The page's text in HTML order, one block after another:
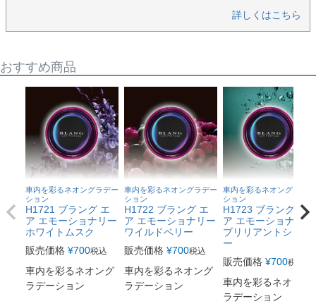
詳しくはこちら
おすすめ商品
車内を彩るネオングラデー
ション
H1721 ブラング エ
ア エモーショナリー
ホワイトムスク
販売価格 ¥700税込
車内を彩るネオング
ラデーション
車内を彩るネオングラデー
ション
H1722 ブラング エ
ア エモーショナリー
ワイルドベリー
販売価格 ¥700税込
車内を彩るネオング
ラデーション
車内を彩るネオングラデー
ション
H1723 ブラング エ
ア エモーショナリー
ブリリアントシャワ
ー
販売価格 ¥700税込
車内を彩るネオング
ラデーション